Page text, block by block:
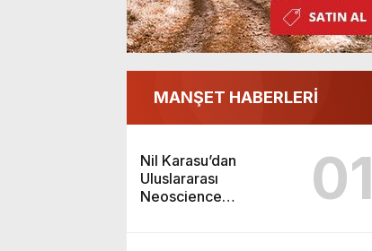
MANŞET HABERLERİ
Nil Karasu’dan
Uluslararası
Neoscience
01